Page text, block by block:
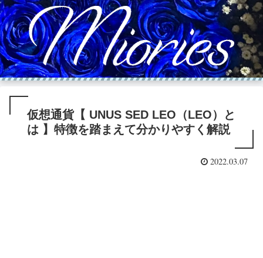
仮想通貨【 UNUS SED LEO（LEO）と
は 】特徴を踏まえて分かりやすく解説
2022.03.07